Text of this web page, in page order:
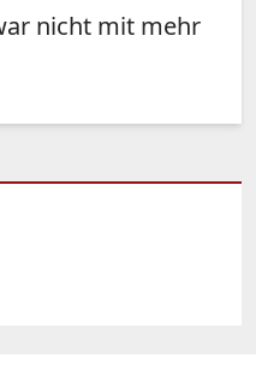
nicht mit mehr